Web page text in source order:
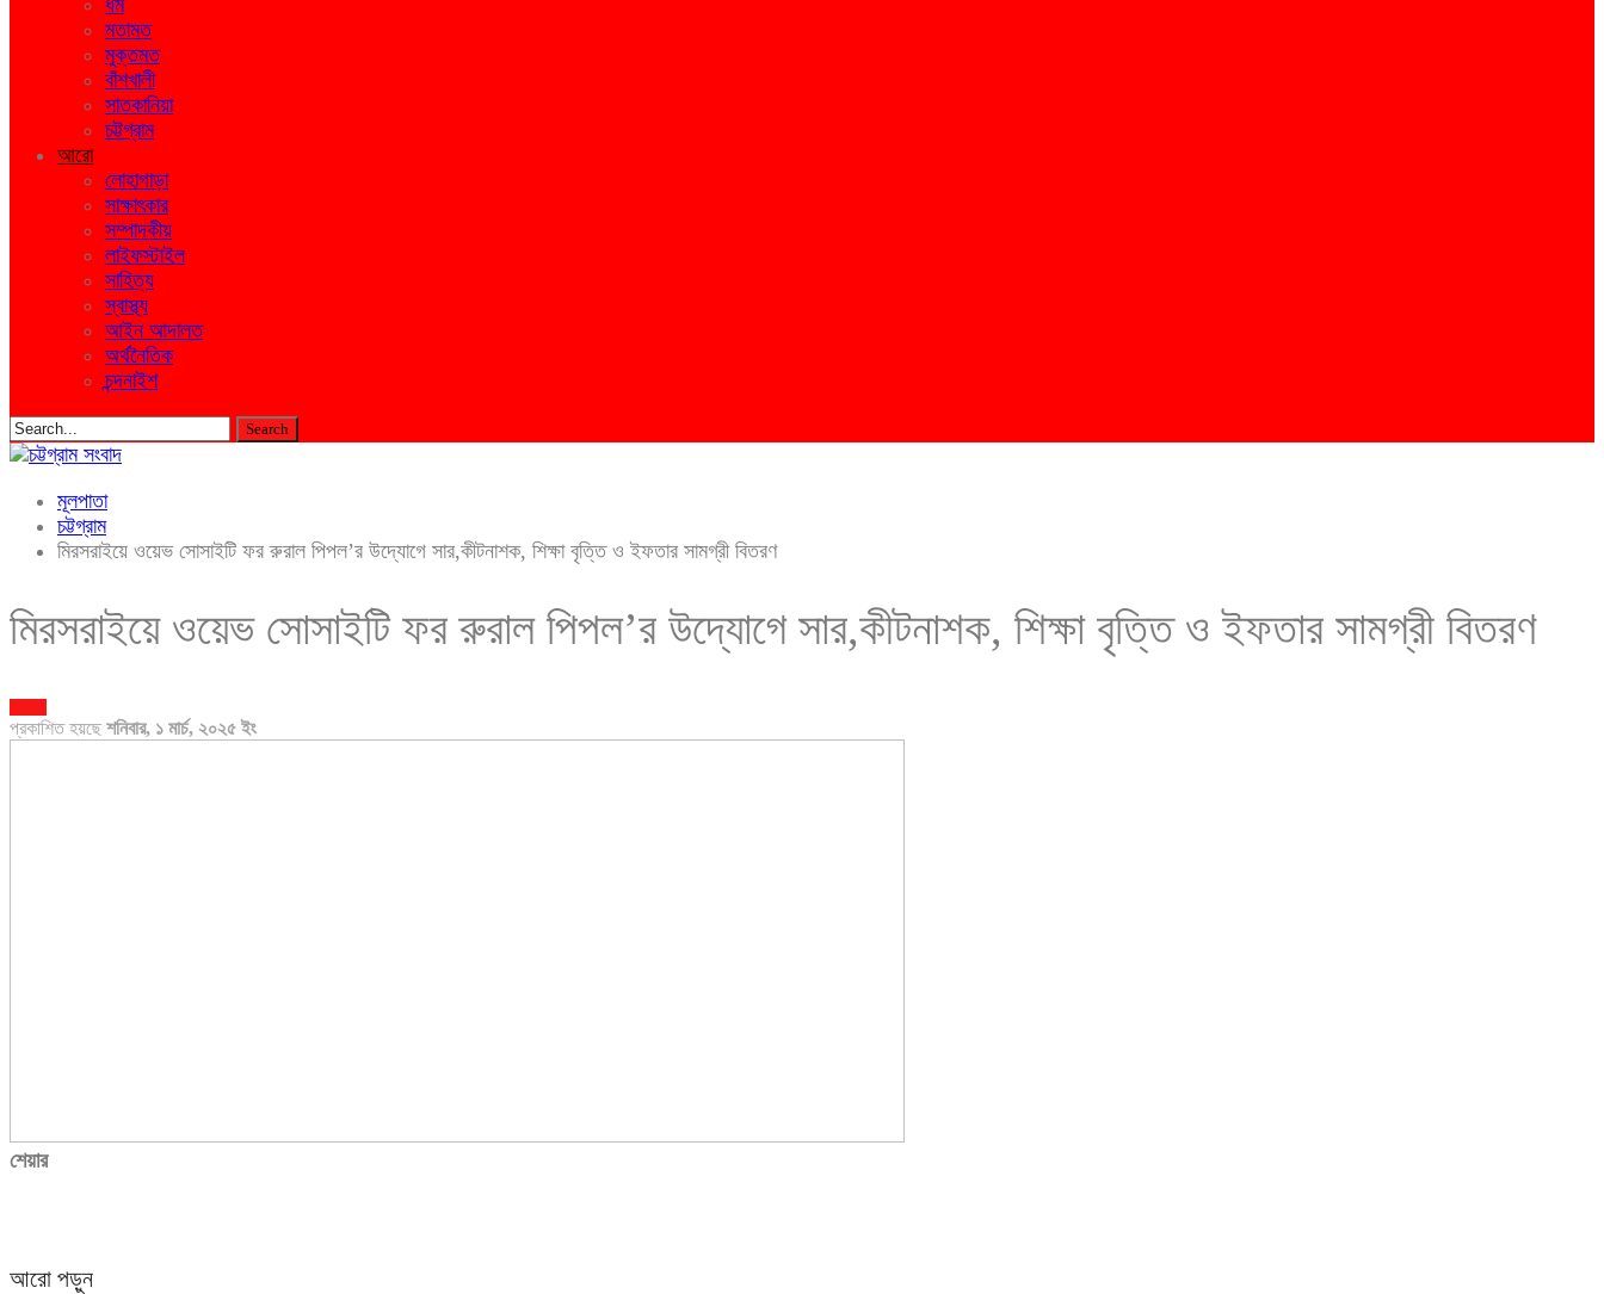
ধর্ম
মতামত
মুক্তমত
বাঁশখালী
সাতকানিয়া
চট্টগ্রাম
আরো
লোহাগাড়া
সাক্ষাৎকার
সম্পাদকীয়
লাইফস্টাইল
সাহিত্য
স্বাস্থ্য
আইন আদালত
অর্থনৈতিক
চন্দনাইশ
মূলপাতা
চট্টগ্রাম
মিরসরাইয়ে ওয়েভ সোসাইটি ফর রুরাল পিপল’র উদ্যোগে সার,কীটনাশক, শিক্ষা বৃত্তি ও ইফতার সামগ্রী বিতরণ
মিরসরাইয়ে ওয়েভ সোসাইটি ফর রুরাল পিপল’র উদ্যোগে সার,কীটনাশক, শিক্ষা বৃত্তি ও ইফতার সামগ্রী বিতরণ
প্রকাশিত হয়ছে শনিবার, ১ মার্চ, ২০২৫ ইং
শেয়ার
আরো পড়ুন